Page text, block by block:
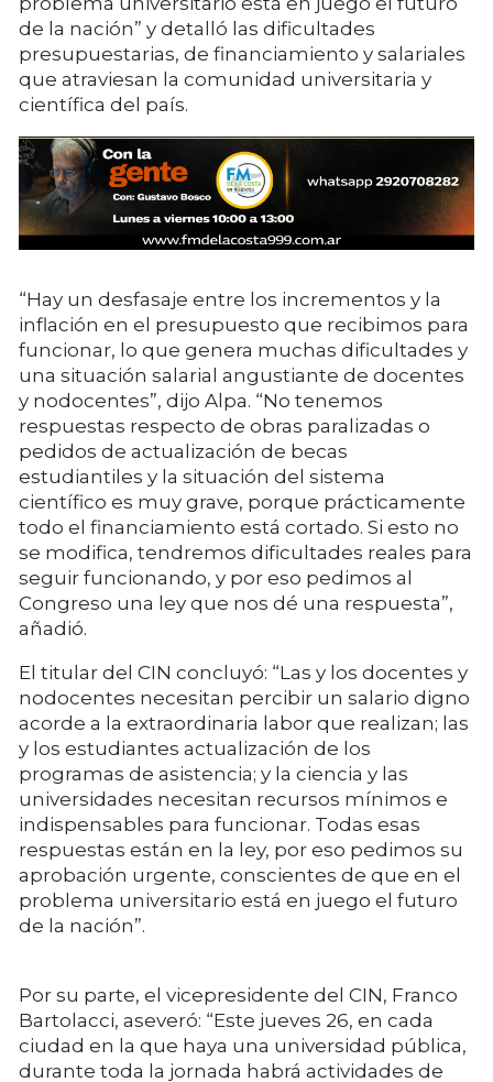
de la nación” y detalló las dificultades
presupuestarias, de financiamiento y salariales
que atraviesan la comunidad universitaria y
científica del país.
“Hay un desfasaje entre los incrementos y la
inflación en el presupuesto que recibimos para
funcionar, lo que genera muchas dificultades y
una situación salarial angustiante de docentes
y nodocentes”, dijo Alpa. “No tenemos
respuestas respecto de obras paralizadas o
pedidos de actualización de becas
estudiantiles y la situación del sistema
científico es muy grave, porque prácticamente
todo el financiamiento está cortado. Si esto no
se modifica, tendremos dificultades reales para
seguir funcionando, y por eso pedimos al
Congreso una ley que nos dé una respuesta”,
añadió.
El titular del CIN concluyó: “Las y los docentes y
nodocentes necesitan percibir un salario digno
acorde a la extraordinaria labor que realizan; las
y los estudiantes actualización de los
programas de asistencia; y la ciencia y las
universidades necesitan recursos mínimos e
indispensables para funcionar. Todas esas
respuestas están en la ley, por eso pedimos su
aprobación urgente, conscientes de que en el
problema universitario está en juego el futuro
de la nación”.
Por su parte, el vicepresidente del CIN, Franco
Bartolacci, aseveró: “Este jueves 26, en cada
ciudad en la que haya una universidad pública,
durante toda la jornada habrá actividades de